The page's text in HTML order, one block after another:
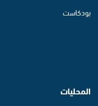
بودكاست
المحليات